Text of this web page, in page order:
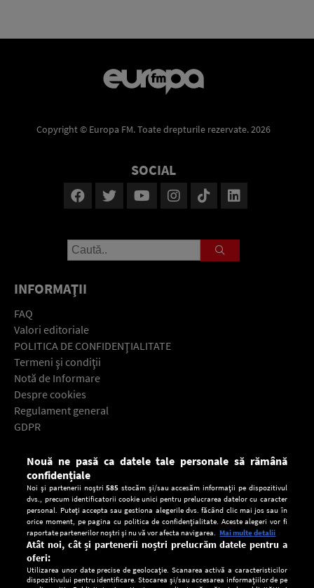
Copyright © Europa FM. Toate drepturile rezervate. 2026
SOCIAL
INFORMAŢII
FAQ
Valori editoriale
POLITICA DE CONFIDENŢIALITATE
Termeni şi condiţii
Notă de Informare
Despre cookies
Regulament general
GDPR
Descarcă gratuit aplicaţia Europa FM pentru smartphone:
Nouă ne pasă ca datele tale personale să rămână
confidențiale
Noi și partenerii noștri585 stocăm și/sau accesăm informații pe dispozitivul
dvs., precum identificatorii cookie unici pentru prelucrarea datelor cu caracter
personal. Puteți accepta sau gestiona alegerile dvs. făcând clic mai jos sau în
orice moment, pe pagina cu politica de confidențialitate. Aceste alegeri vor fi
raportate partenerilor noștri și nu vă vor afecta navigarea. Mai multe detalii
Atât noi, cât și partenerii noștri prelucrăm datele pentru a
oferi:
Utilizarea unor date precise de geolocație. Scanarea activă a caracteristicilor
dispozitivului pentru identificare. Stocarea și/sau accesarea informațiilor de pe